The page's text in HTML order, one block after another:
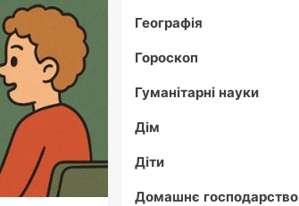
Географія
Гороскоп
Гуманітарні науки
Дім
Діти
Домашнє господарство